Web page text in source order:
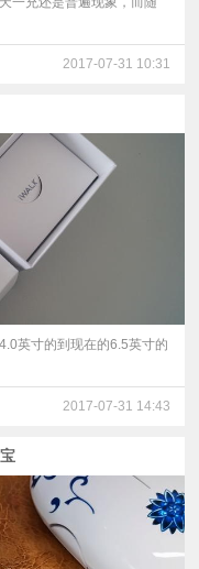
2017-07-31 10:31
英寸的到现在的6.5英寸的
2017-07-31 14:43